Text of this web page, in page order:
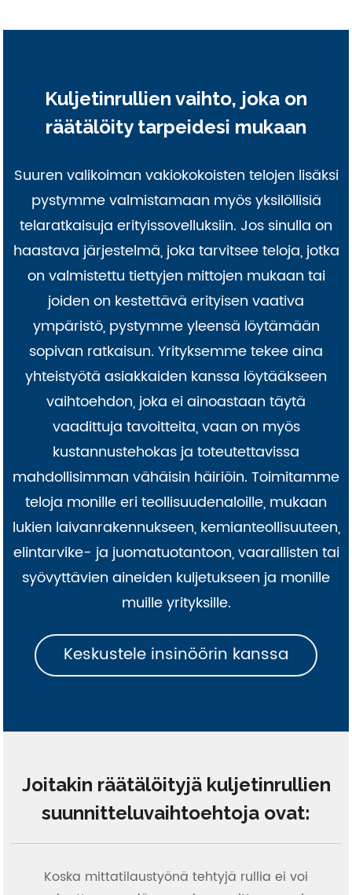
Kuljetinrullien vaihto, joka on
räätälöity tarpeidesi mukaan
Suuren valikoiman vakiokokoisten telojen lisäksi
pystymme valmistamaan myös yksilöllisiä
telaratkaisuja erityissovelluksiin. Jos sinulla on
haastava järjestelmä, joka tarvitsee teloja, jotka
on valmistettu tiettyjen mittojen mukaan tai
joiden on kestettävä erityisen vaativa
ympäristö, pystymme yleensä löytämään
sopivan ratkaisun. Yrityksemme tekee aina
yhteistyötä asiakkaiden kanssa löytääkseen
vaihtoehdon, joka ei ainoastaan ​​täytä
vaadittuja tavoitteita, vaan on myös
kustannustehokas ja toteutettavissa
mahdollisimman vähäisin häiriöin. Toimitamme
teloja monille eri teollisuudenaloille, mukaan
lukien laivanrakennukseen, kemianteollisuuteen,
elintarvike- ja juomatuotantoon, vaarallisten tai
syövyttävien aineiden kuljetukseen ja monille
muille yrityksille.
Keskustele insinöörin kanssa
Joitakin räätälöityjä kuljetinrullien
suunnitteluvaihtoehtoja ovat:
Koska mittatilaustyönä tehtyjä rullia ei voi